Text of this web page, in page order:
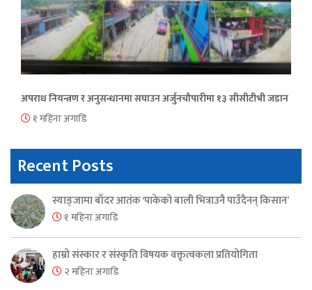
अपराध नियन्त्रण र अनुसन्धानमा सघाउन अर्जुनचौपारीमा १३ सीसीटीभी जडान
१ महिना अगाडि
Recent Posts
स्याङ्जामा बाँदर आतंक ‘पाकेको बाली भित्राउनै पाउँदैनन् किसान’
१ महिना अगाडि
हाम्रो संस्कार र संस्कृति विषयक वक्तृत्वकला प्रतियोगिता
२ महिना अगाडि